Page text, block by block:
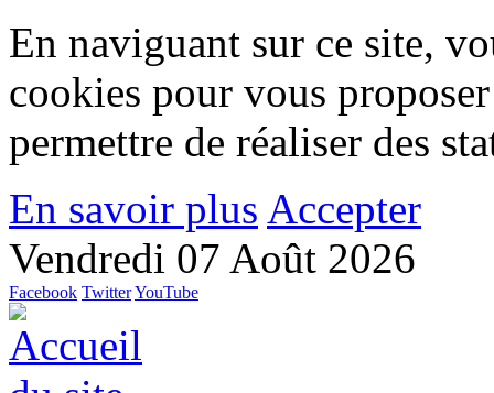
En naviguant sur ce site,
cookies pour vous
permettre de réaliser des
En savoir plus Accepter
Vendredi 07 Août 2026
Facebook TwitterYouTube